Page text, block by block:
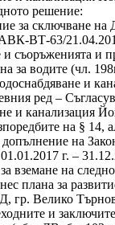
решение:
за сключване
ВТ-63/
съоръженията и
за водите (чл.
и
ред –
и канализация
на § 14,
допълнение на
г. –
за вземане на
плана за
гр. Велико
и